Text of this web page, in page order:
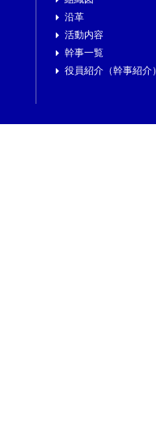
沿革
活動内容
幹事一覧
役員紹介（幹事紹介